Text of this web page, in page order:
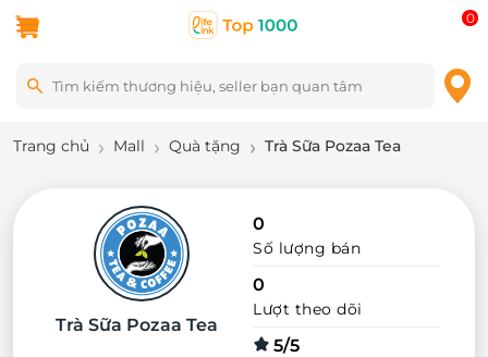
0
Trang chủ Mall Quà tặng Trà Sữa Pozaa Tea
Trà Sữa Pozaa Tea
0
Số lượng bán
0
Lượt theo dõi
5/5